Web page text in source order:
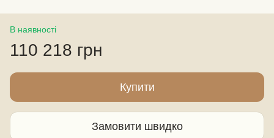
В наявності
110 218 грн
Купити
Замовити швидко